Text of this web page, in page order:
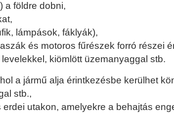
a földre dobni,
lámpások, fáklyák),
és motoros fűrészek forró részei
kiömlött üzemanyaggal stb.
a jármű alja érintkezésbe kerülhet
stb.,
utakon, amelyekre a behajtás